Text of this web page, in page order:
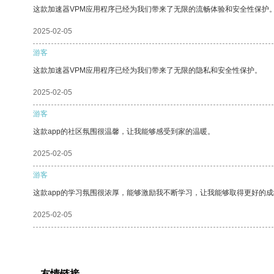
这款加速器VPM应用程序已经为我们带来了无限的流畅体验和安全性保护
2025-02-05
游客
这款加速器VPM应用程序已经为我们带来了无限的隐私和安全性保护。
2025-02-05
游客
这款app的社区氛围很温馨，让我能够感受到家的温暖。
2025-02-05
游客
这款app的学习氛围很浓厚，能够激励我不断学习，让我能够取得更好的
2025-02-05